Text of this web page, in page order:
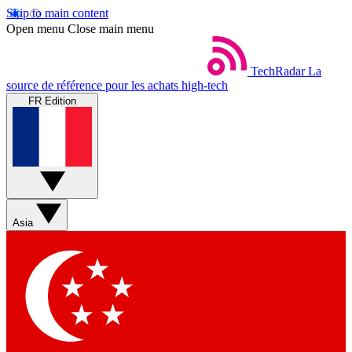
Skip to main content
Open menu Close main menu
TechRadar La
source de référence pour les achats high-tech
FR Edition
Asia